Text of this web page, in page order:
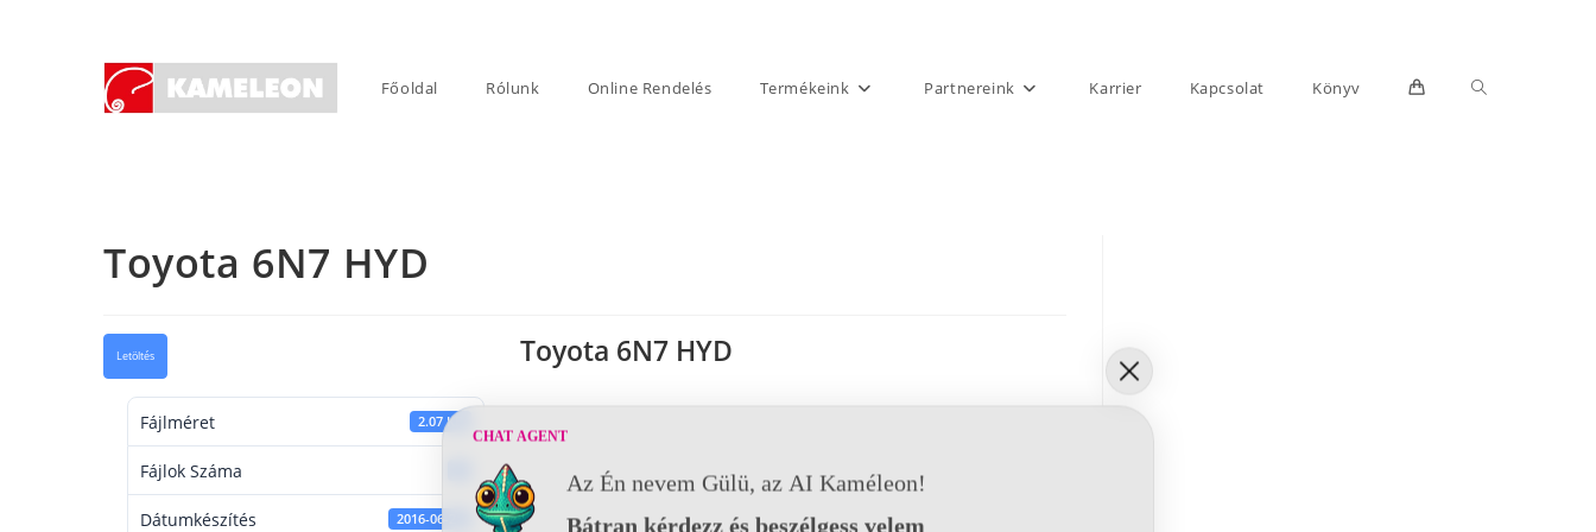
Főoldal Rólunk Online Rendelés Termékeink Partnereink Karrier Kapcsolat Könyv Toggle
Toyota 6N7 HYD
Letöltés
Fájlméret 2.07 KB
Fájlok Száma
Dátumkészítés 2016-06-21
Toyota 6N7 HYD
CHAT AGENT
Az Én nevem Gülü, az AI Kaméleon!
Bátran kérdezz és beszélgess velem